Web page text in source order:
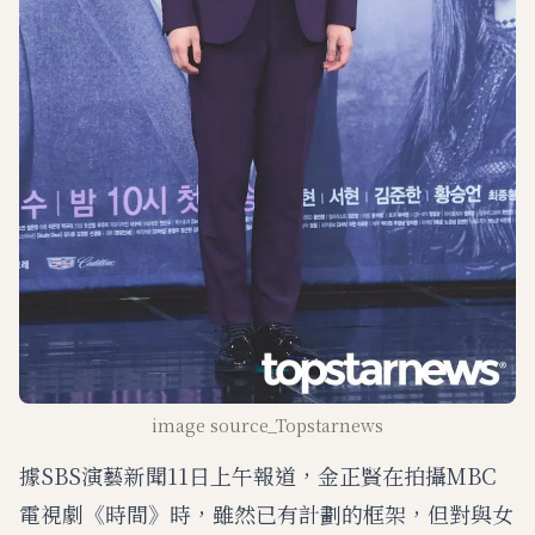
image source_Topstarnews
據SBS演藝新聞11日上午報道，金正賢在拍攝MBC
電視劇《時間》時，雖然已有計劃的框架，但對與女